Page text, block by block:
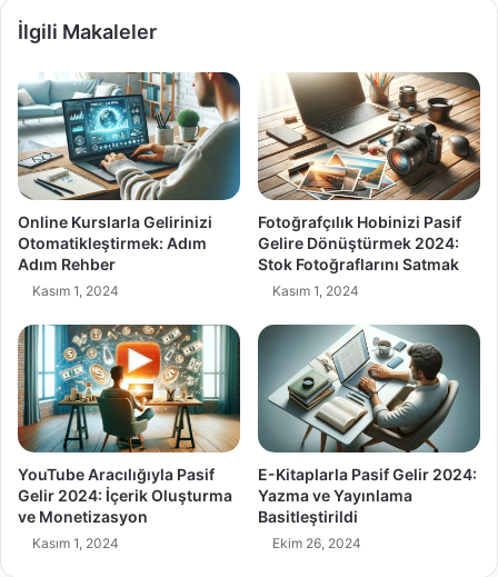
İlgili Makaleler
Online Kurslarla Gelirinizi
Otomatikleştirmek: Adım
Adım Rehber
Kasım 1, 2024
Fotoğrafçılık Hobinizi Pasif
Gelire Dönüştürmek 2024:
Stok Fotoğraflarını Satmak
Kasım 1, 2024
YouTube Aracılığıyla Pasif
Gelir 2024: İçerik Oluşturma
ve Monetizasyon
Kasım 1, 2024
E-Kitaplarla Pasif Gelir 2024:
Yazma ve Yayınlama
Basitleştirildi
Ekim 26, 2024